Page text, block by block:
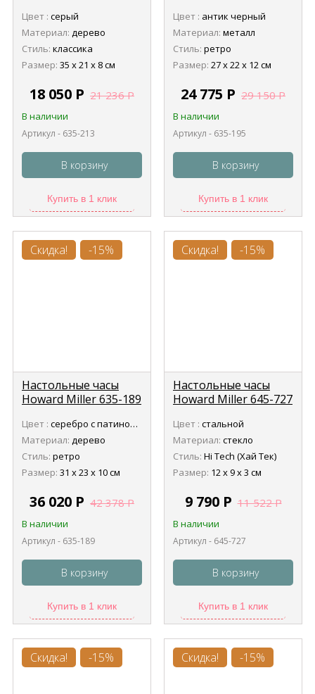
Цвет : серый
Материал: дерево
Стиль: классика
Размер: 35 х 21 х 8 см
18 050 Р 21 236Р
В наличии
Артикул - 635-213
В корзину
Купить в 1 клик
CRAMDEN (Крэмден)
Цвет : антик черный
Материал: металл
Стиль: ретро
Размер: 27 х 22 х 12 см
24 775 Р 29 150Р
В наличии
Артикул - 635-195
В корзину
Купить в 1 клик
Скидка! -15%
Настольные часы
Howard Miller 635-189
Цвет : серебро с патиной, серый антик
Материал: дерево
Стиль: ретро
Размер: 31 х 23 х 10 см
36 020 Р 42 378Р
В наличии
Артикул - 635-189
В корзину
Купить в 1 клик
Скидка! -15%
Настольные часы
Howard Miller 645-727
Цвет : стальной
Материал: стекло
Стиль: Hi Tech (Хай Тек)
Размер: 12 х 9 х 3 см
9 790 Р 11 522Р
В наличии
Артикул - 645-727
В корзину
Купить в 1 клик
Скидка! -15% Скидка! -15%